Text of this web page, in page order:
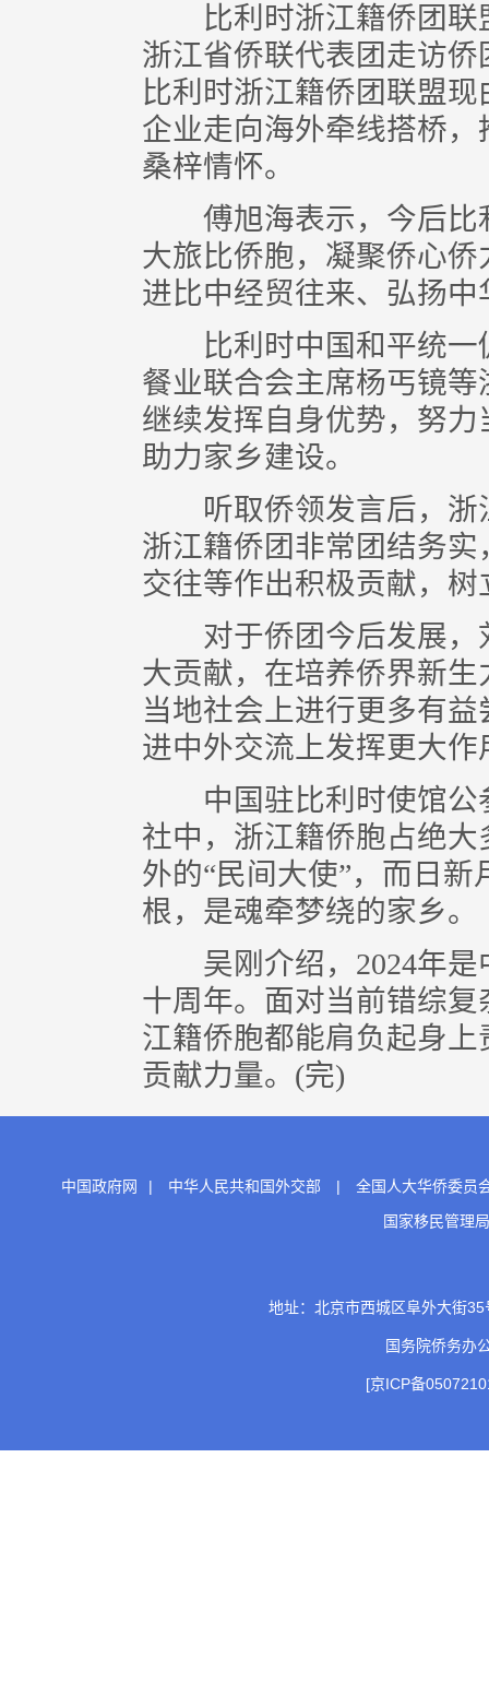
比利时浙江籍侨团联
浙江省侨联代表团走访
比利时浙江籍侨团联盟
企业走向海外牵线搭桥
桑梓情怀。
傅旭海表示，今后比
大旅比侨胞，凝聚侨心
进比中经贸往来、弘扬
比利时中国和平统一
餐业联合会主席杨丐镜
继续发挥自身优势，努
助力家乡建设。
听取侨领发言后，浙
浙江籍侨团非常团结务
交往等作出积极贡献，
对于侨团今后发展，
大贡献，在培养侨界新
当地社会上进行更多有
进中外交流上发挥更大作
中国驻比利时使馆公
社中，浙江籍侨胞占绝
外的“民间大使”，而日
根，是魂牵梦绕的家乡。
吴刚介绍，2024年是
十周年。面对当前错综
江籍侨胞都能肩负起身
贡献力量。(完)
中国政府网 | 中华人民共和国外交部 |
全国人大华侨委员
国家移民管理局
地址：北京市西城区阜外大街
国务院侨务
[京ICP备